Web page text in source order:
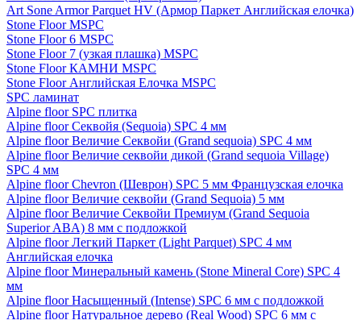
Art Sone Armor Parquet HV (Армор Паркет Английская елочка)
Stone Floor MSPC
Stone Floor 6 MSPC
Stone Floor 7 (узкая плашка) MSPC
Stone Floor КАМНИ MSPC
Stone Floor Английская Елочка MSPC
SPC ламинат
Alpine floor SPC плитка
Alpine floor Секвойя (Sequoia) SPC 4 мм
Alpine floor Величие Секвойи (Grand sequoia) SPC 4 мм
Alpine floor Величие секвойи дикой (Grand sequoia Village)
SPC 4 мм
Alpine floor Chevron (Шеврон) SPC 5 мм Французская елочка
Alpine floor Величие секвойи (Grand Sequoia) 5 мм
Alpine floor Величие Секвойи Премиум (Grand Sequoia
Superior ABA) 8 мм с подложкой
Alpine floor Легкий Паркет (Light Parquet) SPC 4 мм
Английская елочка
Alpine floor Минеральный камень (Stone Mineral Core) SPC 4
мм
Alpine floor Насыщенный (Intense) SPC 6 мм с подложкой
Alpine floor Натуральное дерево (Real Wood) SPC 6 мм с